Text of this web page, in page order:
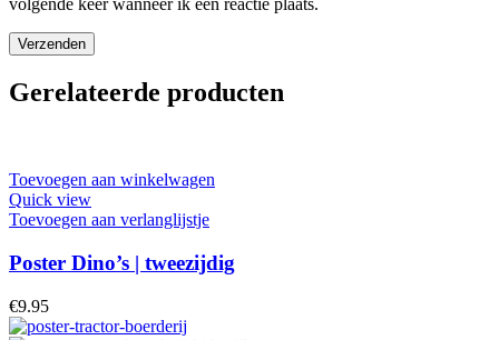
volgende keer wanneer ik een reactie plaats.
Gerelateerde producten
Toevoegen aan winkelwagen
Quick view
Toevoegen aan verlanglijstje
Poster Dino’s | tweezijdig
€9.95